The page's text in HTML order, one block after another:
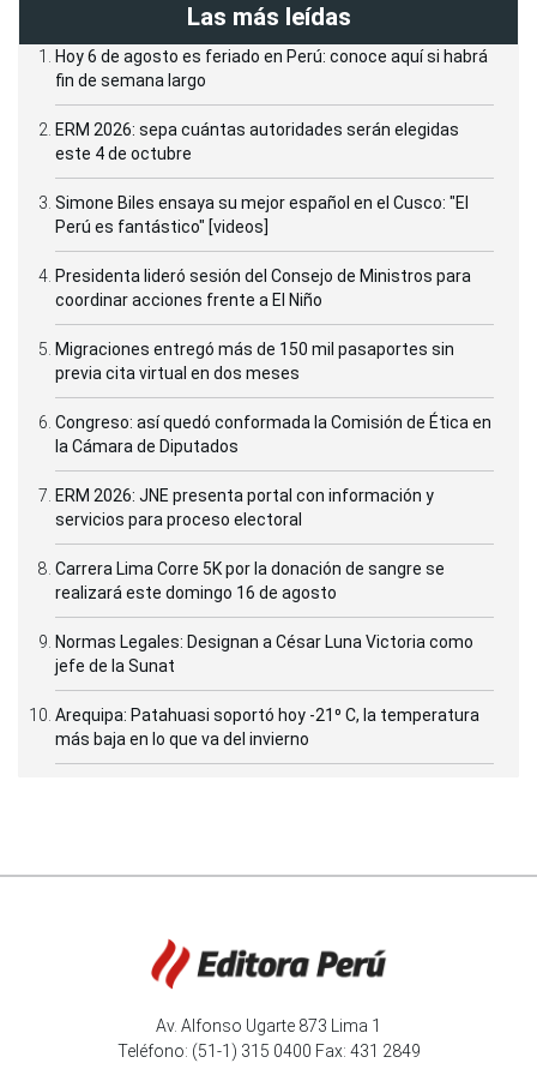
Las más leídas
Hoy 6 de agosto es feriado en Perú: conoce aquí si habrá
fin de semana largo
ERM 2026: sepa cuántas autoridades serán elegidas
este 4 de octubre
Simone Biles ensaya su mejor español en el Cusco: "El
Perú es fantástico" [videos]
Presidenta lideró sesión del Consejo de Ministros para
coordinar acciones frente a El Niño
Migraciones entregó más de 150 mil pasaportes sin
previa cita virtual en dos meses
Congreso: así quedó conformada la Comisión de Ética en
la Cámara de Diputados
ERM 2026: JNE presenta portal con información y
servicios para proceso electoral
Carrera Lima Corre 5K por la donación de sangre se
realizará este domingo 16 de agosto
Normas Legales: Designan a César Luna Victoria como
jefe de la Sunat
Arequipa: Patahuasi soportó hoy -21⁰ C, la temperatura
más baja en lo que va del invierno
Av. Alfonso Ugarte 873 Lima 1
Teléfono: (51-1) 315 0400 Fax: 431 2849